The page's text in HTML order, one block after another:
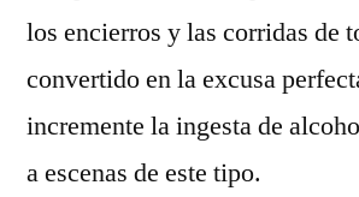
los encierros y las corridas de
convertido en la excusa
incremente la ingesta de
a escenas de este tipo.